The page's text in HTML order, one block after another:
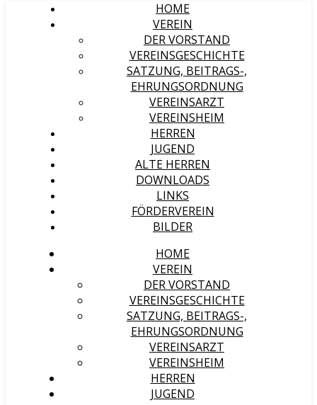
HOME
VEREIN
DER VORSTAND
VEREINSGESCHICHTE
SATZUNG, BEITRAGS-,
EHRUNGSORDNUNG
VEREINSARZT
VEREINSHEIM
HERREN
JUGEND
ALTE HERREN
DOWNLOADS
LINKS
FÖRDERVEREIN
BILDER
HOME
VEREIN
DER VORSTAND
VEREINSGESCHICHTE
SATZUNG, BEITRAGS-,
EHRUNGSORDNUNG
VEREINSARZT
VEREINSHEIM
HERREN
JUGEND